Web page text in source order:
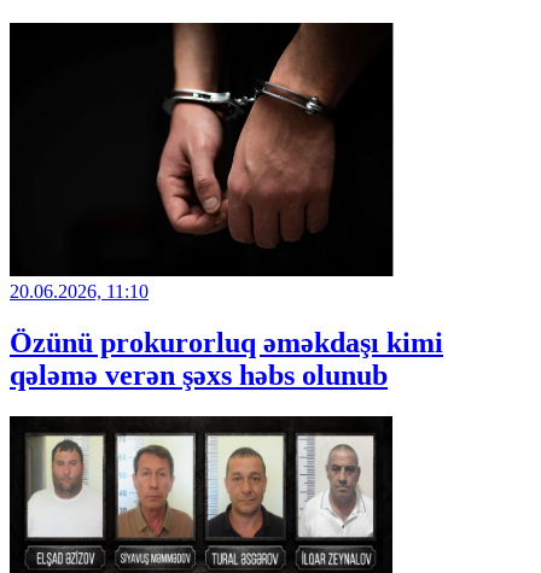
20.06.2026, 11:10
Özünü prokurorluq əməkdaşı kimi
qələmə verən şəxs həbs olunub